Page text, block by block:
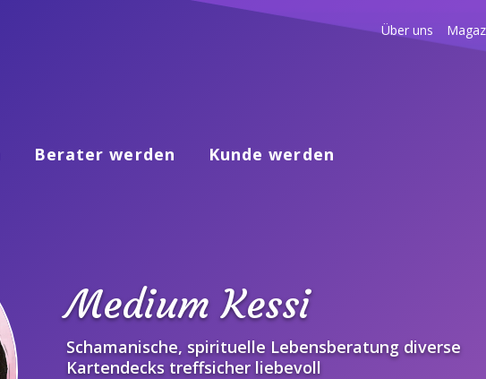
Berater werden Kunde werden
Über uns
Medium Kessi
Schamanische, spirituelle Lebensberatung diverse
Kartendecks treffsicher liebevoll